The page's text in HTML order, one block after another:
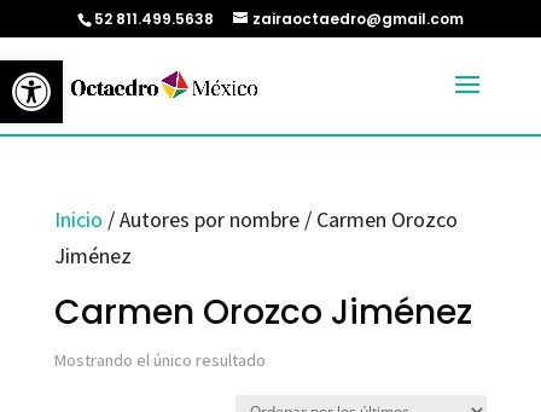
Abrir barra de herramientas
52 811.499.5638 zairaoctaedro@gmail.com
Inicio / Autores por nombre / Carmen Orozco
Jiménez
Carmen Orozco Jiménez
Mostrando el único resultado